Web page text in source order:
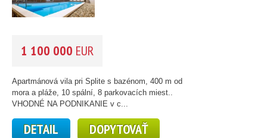
1 100 000 EUR
Apartmánová vila pri Splite s bazénom, 400 m od
mora a pláže, 10 spální, 8 parkovacích miest..
VHODNÉ NA PODNIKANIE v c...
DETAIL DOPYTOVAŤ